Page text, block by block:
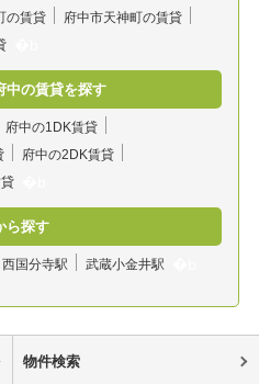
の賃貸
府中市天神町の賃貸
中の賃貸を探す
府中の1DK賃貸
府中の2DK賃貸
ら探す
西国分寺駅 武蔵小金井駅
物件検索